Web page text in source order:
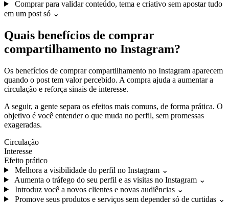
Comprar para validar conteúdo, tema e criativo sem apostar tudo
em um post só ⌄
Quais benefícios de comprar
compartilhamento no Instagram?
Os benefícios de comprar compartilhamento no Instagram aparecem
quando o post tem valor percebido. A compra ajuda a aumentar a
circulação e reforça sinais de interesse.
A seguir, a gente separa os efeitos mais comuns, de forma prática. O
objetivo é você entender o que muda no perfil, sem promessas
exageradas.
Circulação
Interesse
Efeito prático
Melhora a visibilidade do perfil no Instagram ⌄
Aumenta o tráfego do seu perfil e as visitas no Instagram ⌄
Introduz você a novos clientes e novas audiências ⌄
Promove seus produtos e serviços sem depender só de curtidas ⌄